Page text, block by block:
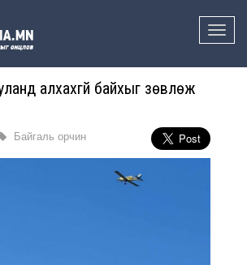
Toggle
алхахгүй байхыг зөвлөж
Байгаль орчин